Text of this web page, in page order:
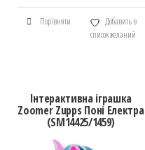
Порівняти
Добавить в
список желаний
Інтерактивна іграшка
Zoomer Zupps Поні Електра
(SM14425/1459)